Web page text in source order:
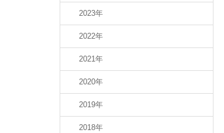
2023年
2022年
2021年
2020年
2019年
2018年